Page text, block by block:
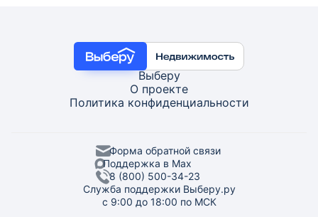
Выберу
О проекте
Политика конфиденциальности
Форма обратной связи
Поддержка в Max
8 (800) 500-34-23
Служба поддержки Выберу.ру
с 9:00 до 18:00 по МСК